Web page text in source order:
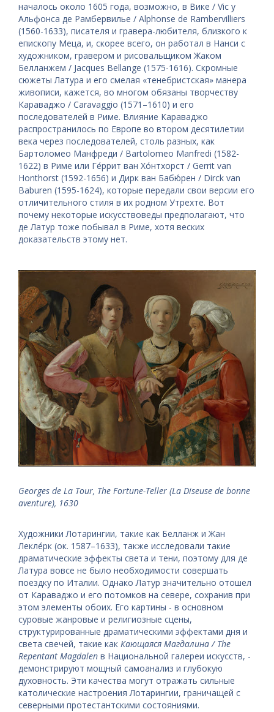
началось около 1605 года, возможно, в Вике / Vic у
Альфонса де Рамбервилье / Alphonse de Rambervilliers
(1560-1633), писателя и гравера-любителя, близкого к
епископу Меца, и, скорее всего, он работал в Нанси с
художником, гравером и рисовальщиком Жаком
Белланжем / Jacques Bellange (1575-1616). Скромные
сюжеты Латура и его смелая «тенебристская» манера
живописи, кажется, во многом обязаны творчеству
Караваджо / Caravaggio (1571–1610) и его
последователей в Риме. Влияние Караваджо
распространилось по Европе во втором десятилетии
века через последователей, столь разных, как
Бартоломео Манфреди / Bartolomeo Manfredi (1582-
1622) в Риме или Ге́ррит ван Хо́нтхорст / Gerrit van
Honthorst (1592-1656) и Дирк ван Бабю́рен / Dirck van
Baburen (1595-1624), которые передали свои версии его
отличительного стиля в их родном Утрехте. Вот
почему некоторые искусствоведы предполагают, что
де Латур тоже побывал в Риме, хотя веских
доказательств этому нет.
Georges de La Tour, The Fortune-Teller (La Diseuse de bonne
aventure), 1630
Художники Лотарингии, такие как Белланж и Жан
Лекле́рк (ок. 1587–1633), также исследовали такие
драматические эффекты света и тени, поэтому для де
Латура вовсе не было необходимости совершать
поездку по Италии. Однако Латур значительно отошел
от Караваджо и его потомков на севере, сохранив при
этом элементы обоих. Его картины - в основном
суровые жанровые и религиозные сцены,
структурированные драматическими эффектами дня и
света свечей, такие как Кающаяся Магдалина / The
Repentant Magdalen в Национальной галереи искусств, -
демонстрируют мощный самоанализ и глубокую
духовность. Эти качества могут отражать сильные
католические настроения Лотарингии, граничащей с
северными протестантскими состояниями.